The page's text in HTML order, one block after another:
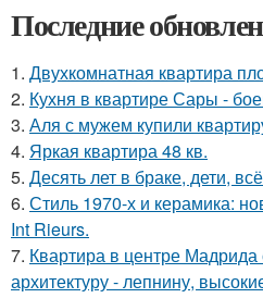
Последние
1. Двухкомнатная квартира
2. Кухня в квартире Сары -
3. Аля с мужем купили
4. Яркая квартира 48 кв.
5. Десять лет в браке, дети,
6. Стиль 1970-х и керамика:
Int Rieurs.
7. Квартира в центре
архитектуру - лепнину,